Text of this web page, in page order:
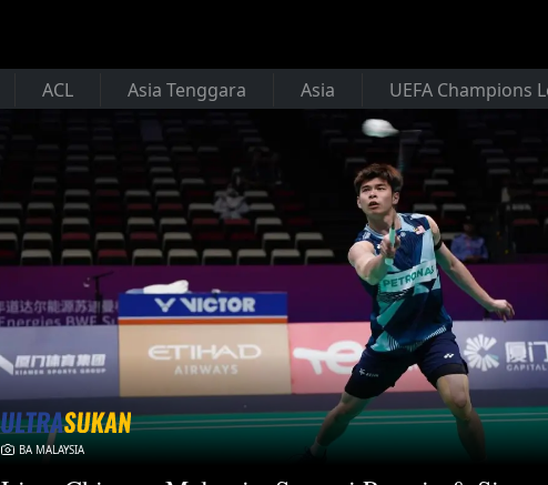
ACL Asia Tenggara Asia UEFA Champions
BA MALAYSIA